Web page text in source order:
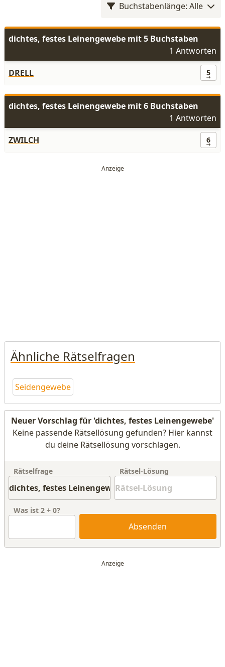
Buchstabenlänge: Alle
dichtes, festes Leinengewebe mit 5 Buchstaben
1 Antworten
DRELL
5
dichtes, festes Leinengewebe mit 6 Buchstaben
1 Antworten
ZWILCH
6
Ähnliche Rätselfragen
Seidengewebe
Neuer Vorschlag für 'dichtes, festes Leinengewebe'
Keine passende Rätsellösung gefunden? Hier kannst
du deine Rätsellösung vorschlagen.
Rätselfrage Rätsel-Lösung
Was ist 2 + 0?
Absenden